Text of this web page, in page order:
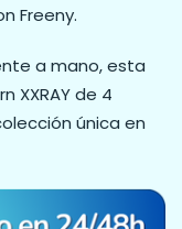
Freeny.
a mano, esta
XXRAY de 4
única en